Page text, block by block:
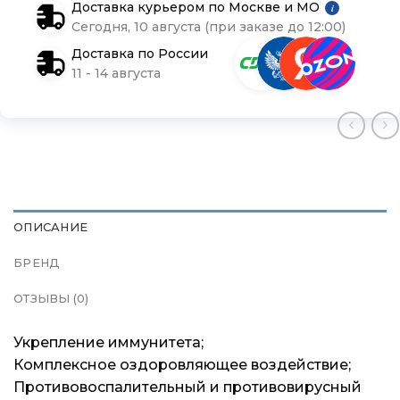
Доставка курьером по Москве и МО
i
Сегодня, 10 августа (при заказе до 12:00)
Доставка по России
11 - 14 августа
ОПИСАНИЕ
БРЕНД
ОТЗЫВЫ (0)
Укрепление иммунитета;
Комплексное оздоровляющее воздействие;
Противовоспалительный и противовирусный
Доставка и оплата
Блог
Доставка и оплата
Блог
Доставка и оплата
Блог